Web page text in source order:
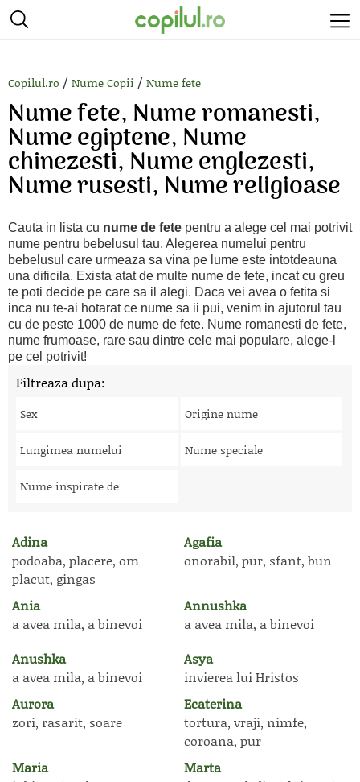
Copilul.ro / Nume Copii / Nume fete
Nume fete, Nume romanesti,
Nume egiptene, Nume
chinezesti, Nume englezesti,
Nume rusesti, Nume religioase
Cauta in lista cu nume de fete pentru a alege cel mai potrivit
nume pentru bebelusul tau. Alegerea numelui pentru
bebelusul care urmeaza sa vina pe lume este intotdeauna
una dificila. Exista atat de multe nume de fete, incat cu greu
te poti decide pe care sa il alegi. Daca vei avea o fetita si
inca nu te-ai hotarat ce nume sa ii pui, venim in ajutorul tau
cu de peste 1000 de nume de fete. Nume romanesti de fete,
nume frumoase, rare sau dintre cele mai populare, alege-l
pe cel potrivit!
Filtreaza dupa:
Sex Origine nume
Lungimea numelui Nume speciale
Nume inspirate de
Adina
podoaba, placere, om
placut, gingas
Agafia
onorabil, pur, sfant, bun
Ania
a avea mila, a binevoi
Annushka
a avea mila, a binevoi
Anushka
a avea mila, a binevoi
Asya
invierea lui Hristos
Aurora
zori, rasarit, soare
Ecaterina
tortura, vraji, nimfe,
coroana, pur
Maria
Marta